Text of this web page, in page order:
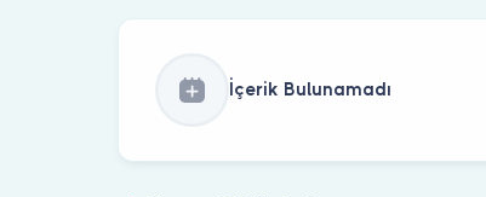
İçerik Bulunamadı